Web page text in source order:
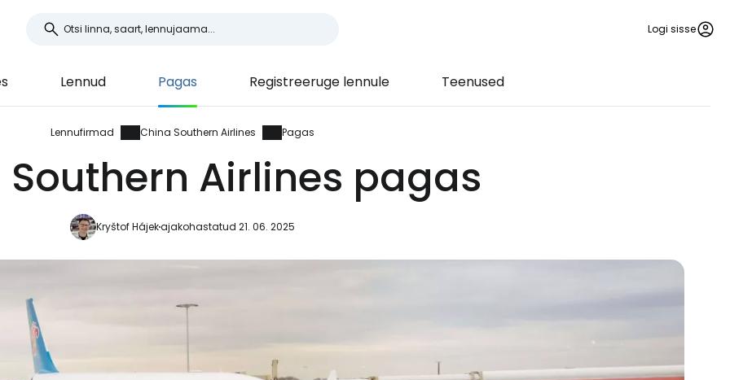
Logi sisse
Lennud Pagas Registreeruge lennule Teenused
Lennufirmad China Southern Airlines Pagas
Airlines pagas
Kryštof Hájekajakohastatud 21. 06. 2025